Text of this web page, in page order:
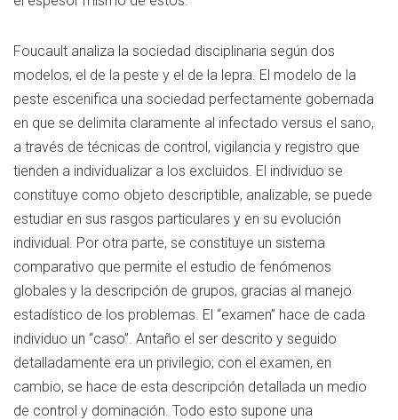
Foucault analiza la sociedad disciplinaria según dos
modelos, el de la peste y el de la lepra. El modelo de la
peste escenifica una sociedad perfectamente gobernada
en que se delimita claramente al infectado versus el sano,
a través de técnicas de control, vigilancia y registro que
tienden a individualizar a los excluidos. El individuo se
constituye como objeto descriptible, analizable, se puede
estudiar en sus rasgos particulares y en su evolución
individual. Por otra parte, se constituye un sistema
comparativo que permite el estudio de fenómenos
globales y la descripción de grupos, gracias al manejo
estadístico de los problemas. El “examen” hace de cada
individuo un “caso”. Antaño el ser descrito y seguido
detalladamente era un privilegio; con el examen, en
cambio, se hace de esta descripción detallada un medio
de control y dominación. Todo esto supone una